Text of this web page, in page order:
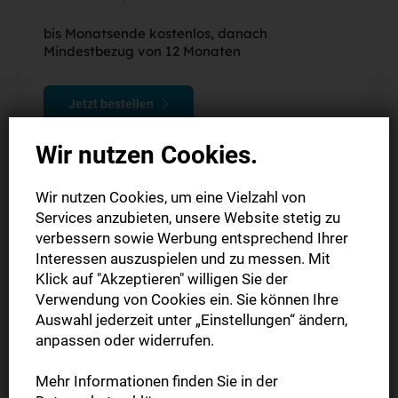
bis Monatsende kostenlos, danach
Mindestbezug von 12 Monaten
Jetzt bestellen
Wir nutzen Cookies.
Wir nutzen Cookies, um eine Vielzahl von
Services anzubieten, unsere Website stetig zu
verbessern sowie Werbung entsprechend Ihrer
Interessen auszuspielen und zu messen. Mit
Klick auf "Akzeptieren" willigen Sie der
Verwendung von Cookies ein. Sie können Ihre
Auswahl jederzeit unter „Einstellungen“ ändern,
anpassen oder widerrufen.
Mehr Informationen finden Sie in der